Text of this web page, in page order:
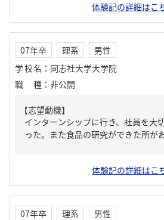
体験記の詳細はこ
07年卒 理系
男性
学校名 ： 同志社大学大学院
職種 ： 非公開
【志望動機】
インターンシップに行き、社員を大
った。また食品の研究ができた所が
体験記の詳細はこ
07年卒 理系
男性